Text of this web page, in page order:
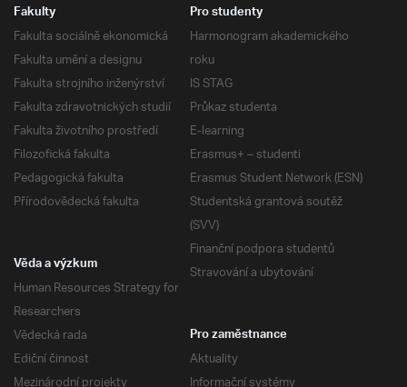
Fakulty
Fakulta sociálně ekonomická
Fakulta umění a designu
Fakulta strojního inženýrství
Fakulta zdravotnických studií
Fakulta životního prostředí
Filozofická fakulta
Pedagogická fakulta
Přírodovědecká fakulta
Pro studenty
Harmonogram akademického
roku
IS STAG
Průkaz studenta
E-learning
Erasmus+ – studenti
Erasmus Student Network (ESN)
Studentská grantová soutěž
(SVV)
Finanční podpora studentů
Stravování a ubytování
Věda a výzkum
Human Resources Strategy for
Researchers
Vědecká rada
Ediční činnost
Pro zaměstnance
Aktuality